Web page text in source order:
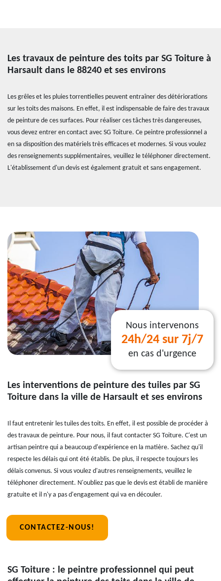
Les travaux de peinture des toits par SG Toiture à
Harsault dans le 88240 et ses environs
Les grêles et les pluies torrentielles peuvent entraîner des détériorations
sur les toits des maisons. En effet, il est indispensable de faire des travaux
de peinture de ces surfaces. Pour réaliser ces tâches très dangereuses,
vous devez entrer en contact avec SG Toiture. Ce peintre professionnel a
en sa disposition des matériels très efficaces et modernes. Si vous voulez
des renseignements supplémentaires, veuillez le téléphoner directement.
L'établissement d'un devis est également gratuit et sans engagement.
Nous intervenons
24h/24 sur 7j/7
en cas d'urgence
Les interventions de peinture des tuiles par SG
Toiture dans la ville de Harsault et ses environs
Il faut entretenir les tuiles des toits. En effet, il est possible de procéder à
des travaux de peinture. Pour nous, il faut contacter SG Toiture. C'est un
artisan peintre qui a beaucoup d'expérience en la matière. Sachez qu'il
respecte les délais qui ont été établis. De plus, il respecte toujours les
délais convenus. Si vous voulez d'autres renseignements, veuillez le
téléphoner directement. N'oubliez pas que le devis est établi de manière
gratuite et il n'y a pas d'engagement qui va en découler.
CONTACTEZ-NOUS!
SG Toiture : le peintre professionnel qui peut